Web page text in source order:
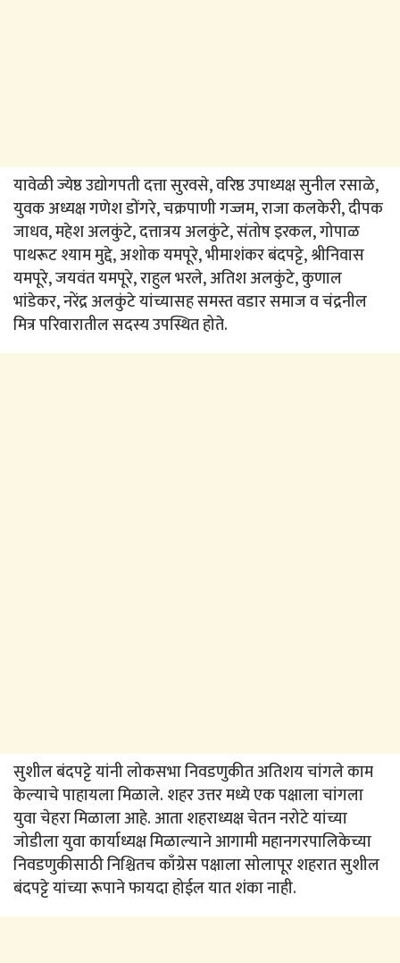
यावेळी ज्येष्ठ उद्योगपती दत्ता सुरवसे, वरिष्ठ उपाध्यक्ष सुनील रसाळे,
युवक अध्यक्ष गणेश डोंगरे, चक्रपाणी गज्जम, राजा कलकेरी, दीपक
जाधव, महेश अलकुंटे, दत्तात्रय अलकुंटे, संतोष इरकल, गोपाळ
पाथरूट श्याम मुद्दे, अशोक यमपूरे, भीमाशंकर बंदपट्टे, श्रीनिवास
यमपूरे, जयवंत यमपूरे, राहुल भरले, अतिश अलकुंटे, कुणाल
भांडेकर, नरेंद्र अलकुंटे यांच्यासह समस्त वडार समाज व चंद्रनील
मित्र परिवारातील सदस्य उपस्थित होते.
सुशील बंदपट्टे यांनी लोकसभा निवडणुकीत अतिशय चांगले काम
केल्याचे पाहायला मिळाले. शहर उत्तर मध्ये एक पक्षाला चांगला
युवा चेहरा मिळाला आहे. आता शहराध्यक्ष चेतन नरोटे यांच्या
जोडीला युवा कार्याध्यक्ष मिळाल्याने आगामी महानगरपालिकेच्या
निवडणुकीसाठी निश्चितच काँग्रेस पक्षाला सोलापूर शहरात सुशील
बंदपट्टे यांच्या रूपाने फायदा होईल यात शंका नाही.